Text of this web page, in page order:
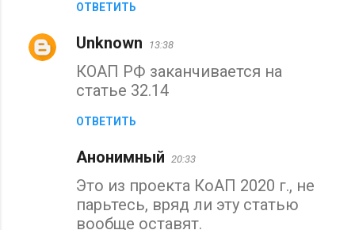
и
и
ОТВЕТИТЬ
Unknown 13:38
КОАП РФ заканчивается на
статье 32.14
ОТВЕТИТЬ
Анонимный 20:33
Это из проекта КоАП 2020 г., не
парьтесь, вряд ли эту статью
вообще оставят.